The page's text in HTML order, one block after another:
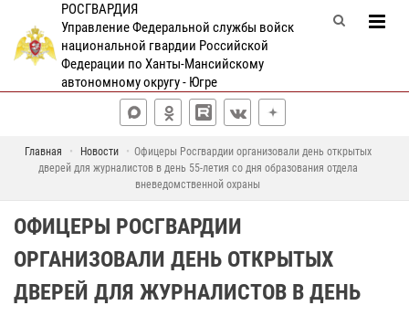
РОСГВАРДИЯ
Управление Федеральной службы войск
национальной гвардии Российской
Федерации по Ханты-Мансийскому
автономному округу - Югре
Главная Новости
Офицеры Росгвардии организовали день открытых
дверей для журналистов в день 55-летия со дня образования отдела
вневедомственной охраны
ОФИЦЕРЫ РОСГВАРДИИ
ОРГАНИЗОВАЛИ ДЕНЬ ОТКРЫТЫХ
ДВЕРЕЙ ДЛЯ ЖУРНАЛИСТОВ В ДЕНЬ